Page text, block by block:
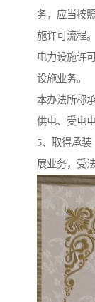
务，应当按
施许可流程
电力设施许
设施业务。
本办法所称
供电、受电
5、取得承装
展业务，受